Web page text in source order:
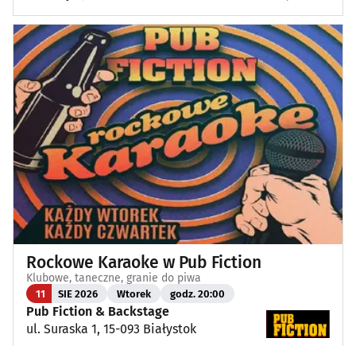
Rockowe Karaoke w Pub Fiction
Klubowe, taneczne, granie do piwa
11 SIE 2026 Wtorek godz. 20:00
Pub Fiction & Backstage
ul. Suraska 1, 15-093 Białystok